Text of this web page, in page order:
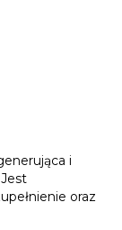
i
oraz